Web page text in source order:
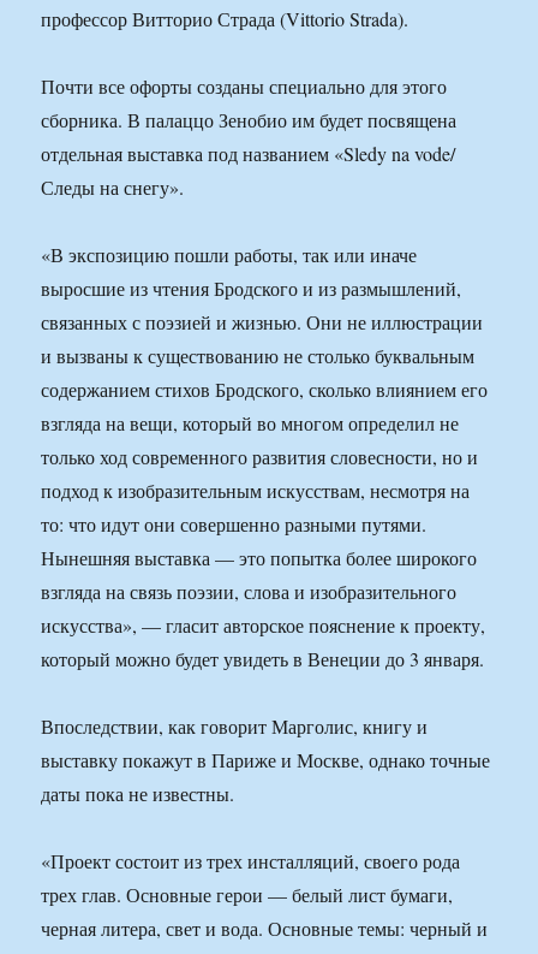
профессор Витторио Страда (Vittorio Strada).
Почти все офорты созданы специально для этого
сборника. В палаццо Зенобио им будет посвящена
отдельная выставка под названием «Sledy na vode/
Следы на снегу».
«В экспозицию пошли работы, так или иначе
выросшие из чтения Бродского и из размышлений,
связанных с поэзией и жизнью. Они не иллюстрации
и вызваны к существованию не столько буквальным
содержанием стихов Бродского, сколько влиянием его
взгляда на вещи, который во многом определил не
только ход современного развития словесности, но и
подход к изобразительным искусствам, несмотря на
то: что идут они совершенно разными путями.
Нынешняя выставка — это попытка более широкого
взгляда на связь поэзии, слова и изобразительного
искусства», — гласит авторское пояснение к проекту,
который можно будет увидеть в Венеции до 3 января.
Впоследствии, как говорит Марголис, книгу и
выставку покажут в Париже и Москве, однако точные
даты пока не известны.
«Проект состоит из трех инсталляций, своего рода
трех глав. Основные герои — белый лист бумаги,
черная литера, свет и вода. Основные темы: черный и